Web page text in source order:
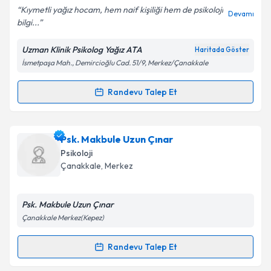
Kişisel verilerimin işlenmesine ilişkin
Aydınlatma
Metni'ni okudum ve kişisel verilerimin belirtilen
kapsamda işlenmesini kabul ediyorum.
Kıymetli yağız hocam, hem naif kişiliği hem de psikoloji
bilgi...
Devamı
Uzman Klinik Psikolog Yağız ATA Haritada Göster
İsmetpaşa Mah., Demircioğlu Cad. 51/9, Merkez/Çanakkale
Randevu Talep Et
Randevu Takvimi Talebi
Klinik Psikolog Yağız Ataiçin randevu takvimi talebi
oluşturun. Size bu uzmandan randevu almanız için bir
takvim hazırlandığında e-posta ile bilgilendireceğiz.
Kişisel verilerimin işlenmesine ilişkin
Metni'ni okudum ve kişisel verilerimin belirtilen
Psk. Makbule Uzun Çınar
Psikoloji
Çanakkale, Merkez
Psk. Makbule Uzun Çınar
Çanakkale Merkez(Kepez)
Randevu Talep Et
Randevu Takvimi Talebi